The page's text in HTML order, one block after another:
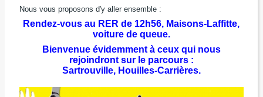
Nous vous proposons d'y aller ensemble :
Rendez-vous au RER de 12h56, Maisons-Laffitte,
voiture de queue.
Bienvenue évidemment à ceux qui nous
rejoindront sur le parcours :
Sartrouville, Houilles-Carrières.